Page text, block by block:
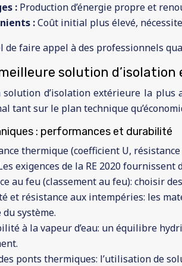
: Production d’énergie propre et
:Coût initial plus élevé,
de faire appel à des professionnels
solution
solution d’isolation extérieure la
tant sur le plan technique
: performances et durabilité
thermique (coefficient U,
exigences de la RE 2020 fournissent
au feu (classement au feu): choisir
et résistance aux intempéries: les
système.
à la vapeur d’eau: un équilibre
ponts thermiques: l’utilisation de